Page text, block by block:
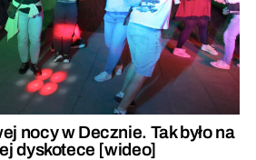
nocy w Decznie. Tak było na
dyskotece [wideo]